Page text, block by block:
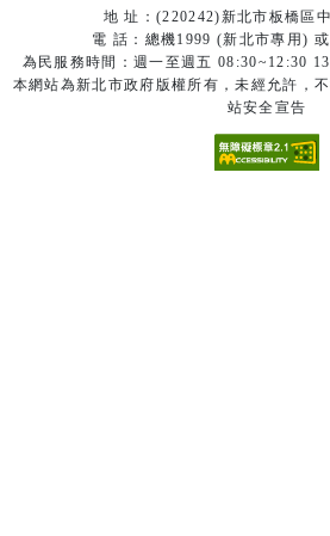
地 址：(220242)新北市板橋區
電 話：總機1999 (新北市專用)
為民服務時間：週一至週五 08:30~12:30
本網站為新北市政府版權所有，未經允許，
站安全宣告